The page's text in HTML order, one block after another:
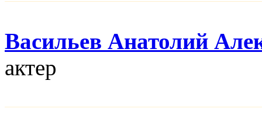
Васильев Анатолий
актер